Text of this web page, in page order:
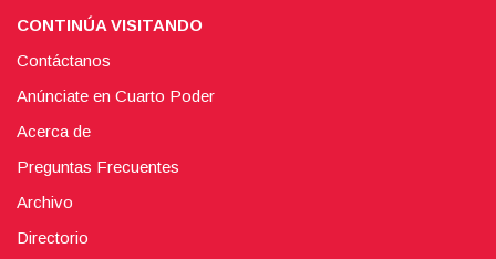
CONTINÚA VISITANDO
Contáctanos
Anúnciate en Cuarto Poder
Acerca de
Preguntas Frecuentes
Archivo
Directorio